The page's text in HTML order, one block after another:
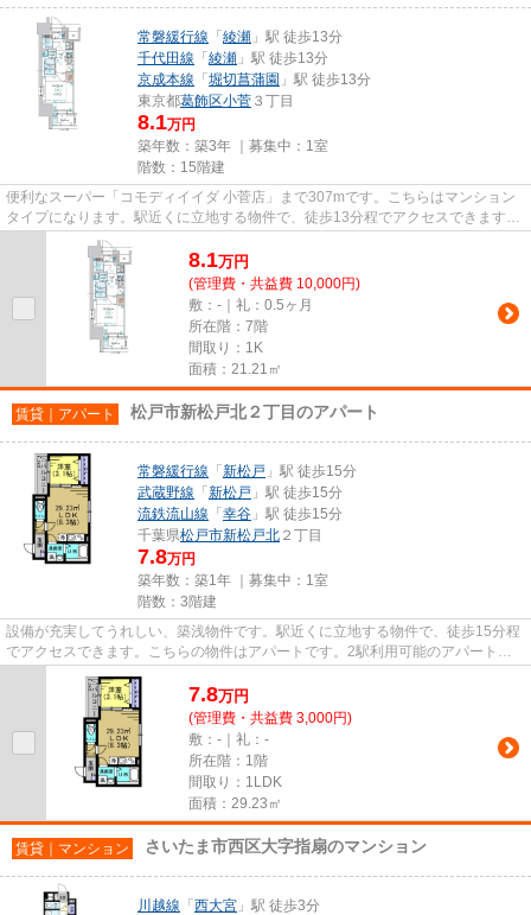
常磐緩行線 「 綾瀬 」駅 徒歩13分
千代田線 「 綾瀬 」駅 徒歩13分
京成本線 「 堀切菖蒲園 」駅 徒歩13分
東京都葛飾区小菅 ３丁目
8.1万円
築年数：築3年 ｜募集中： 1室
階数：15階建
便利なスーパー「コモディイイダ 小菅店」まで307mです。こちらはマンション
タイプになります。駅近くに立地する物件で、徒歩13分程でアクセスできます。
15階建てで街並みにも馴染んだ...
8.1万円
(管理費・共益費 10,000円)
敷：-｜礼：0.5ヶ月
所在階：7階
間取り：1K
面積：21.21㎡
賃貸｜アパート 松戸市新松戸北２丁目のアパート
常磐緩行線 「 新松戸 」駅 徒歩15分
武蔵野線 「 新松戸 」駅 徒歩15分
流鉄流山線 「 幸谷 」駅 徒歩15分
千葉県松戸市新松戸北 ２丁目
7.8万円
築年数：築1年 ｜募集中： 1室
階数：3階建
設備が充実してうれしい、築浅物件です。駅近くに立地する物件で、徒歩15分程
でアクセスできます。こちらの物件はアパートです。2駅利用可能のアパートで
7.8万円
(管理費・共益費 3,000円)
敷：-｜礼：-
所在階：1階
間取り：1LDK
面積：29.23㎡
賃貸｜マンション さいたま市西区大字指扇のマンション
川越線 「 西大宮 」駅 徒歩3分